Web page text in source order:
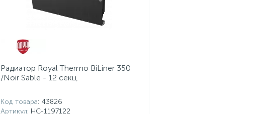
Радиатор Royal Thermo BiLiner 350
/Noir Sable - 12 секц.
Код товара: 43826
Артикул: НС-1197122